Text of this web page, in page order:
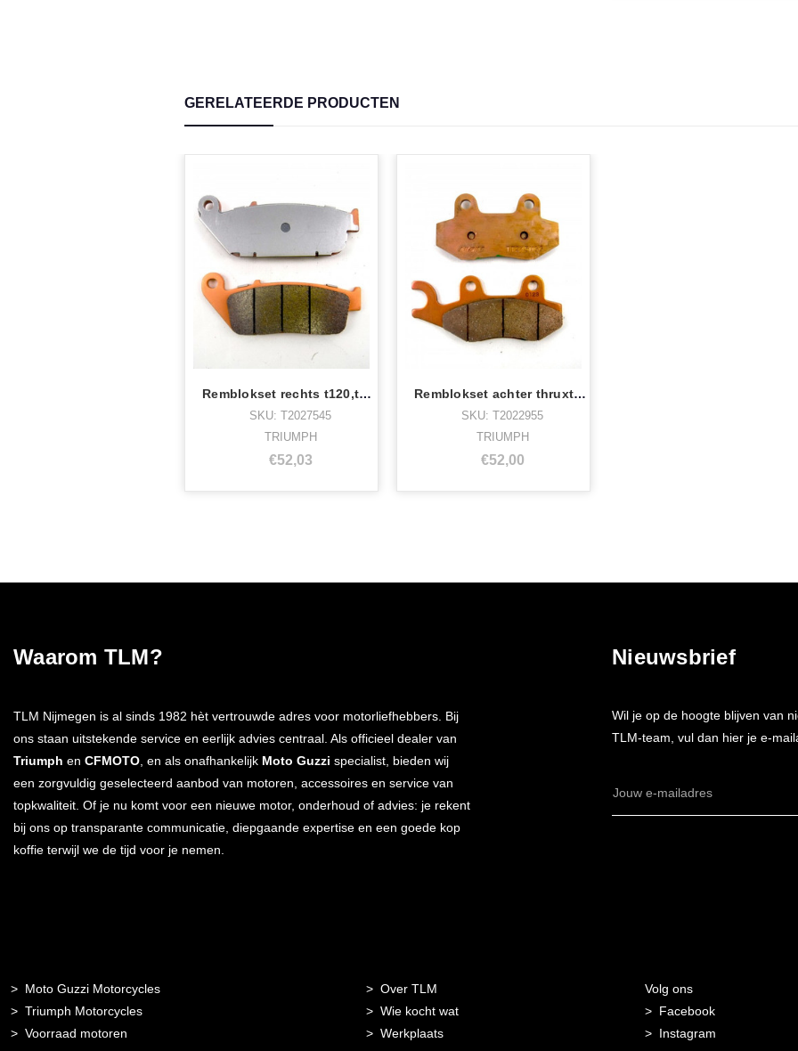
GERELATEERDE PRODUCTEN
Remblokset rechts t120,thruxton,str twin
SKU: T2027545
TRIUMPH
€52,03
Remblokset achter thruxton,str scrambler
SKU: T2022955
TRIUMPH
€52,00
Waarom TLM?
TLM Nijmegen is al sinds 1982 hèt vertrouwde adres voor motorliefhebbers. Bij
ons staan uitstekende service en eerlijk advies centraal. Als officieel dealer van
Triumph en CFMOTO , en als onafhankelijk Moto Guzzi specialist, bieden wij
een zorgvuldig geselecteerd aanbod van motoren, accessoires en service van
topkwaliteit. Of je nu komt voor een nieuwe motor, onderhoud of advies: je rekent
bij ons op transparante communicatie, diepgaande expertise en een goede kop
koffie terwijl we de tijd voor je nemen.
Nieuwsbrief
Wil je op de hoogte blijven van
TLM-team, vul dan hier je e-
E-
Moto Guzzi Motorcycles
Triumph Motorcycles
Voorraad motoren
Over TLM
Wie kocht wat
Werkplaats
Volg ons
Facebook
Instagram